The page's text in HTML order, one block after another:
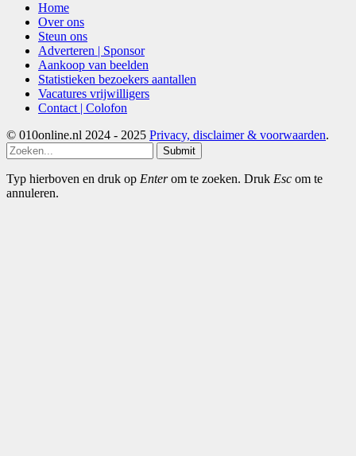
Home
Over ons
Steun ons
Adverteren | Sponsor
Aankoop van beelden
Statistieken bezoekers aantallen
Vacatures vrijwilligers
Contact | Colofon
© 010online.nl 2024 - 2025 Privacy, disclaimer & voorwaarden.
Submit
Typ hierboven en druk op Enterom te zoeken. Druk Esc om te
annuleren.